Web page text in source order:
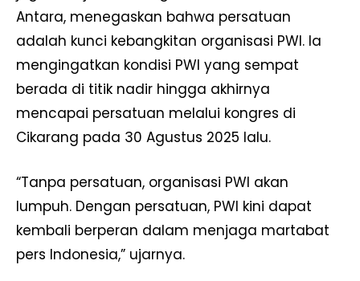
Antara, menegaskan bahwa persatuan
adalah kunci kebangkitan organisasi PWI. Ia
mengingatkan kondisi PWI yang sempat
berada di titik nadir hingga akhirnya
mencapai persatuan melalui kongres di
Cikarang pada 30 Agustus 2025 lalu.
“Tanpa persatuan, organisasi PWI akan
lumpuh. Dengan persatuan, PWI kini dapat
kembali berperan dalam menjaga martabat
pers Indonesia,” ujarnya.